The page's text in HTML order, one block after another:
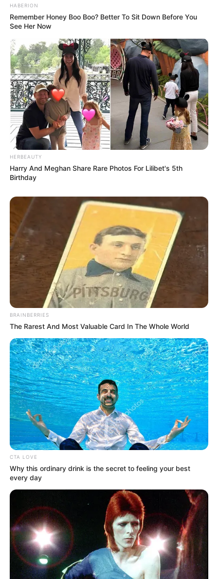
Laras Kinanda
Beby Tsabina Salshabilla Adriani
Angela Gilsha Haico Van der Veken
TULIS KOMENTAR
Alamat email Anda tidak akan dipublikasikan. Ruas yang wajib ditandai *
HABERION
Remember Honey Boo Boo? Better To Sit Down Before You
See Her Now
HERBEAUTY
Harry And Meghan Share Rare Photos For Lilibet's 5th
Birthday
BRAINBERRIES
The Rarest And Most Valuable Card In The Whole World
CTA LOVE
Why this ordinary drink is the secret to feeling your best
every day